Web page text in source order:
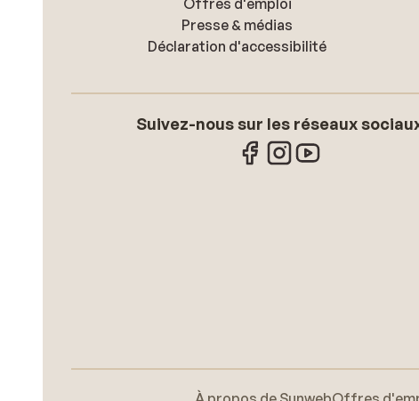
Offres d'emploi
Presse & médias
Déclaration d'accessibilité
Suivez-nous sur les réseaux